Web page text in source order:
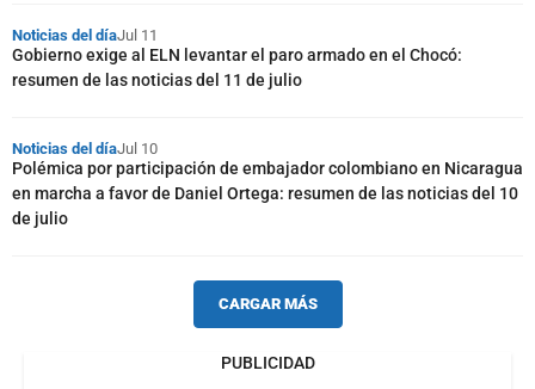
Noticias del díaJul 11
Gobierno exige al ELN levantar el paro armado en el Chocó:
resumen de las noticias del 11 de julio
Noticias del díaJul 10
Polémica por participación de embajador colombiano en Nicaragua
en marcha a favor de Daniel Ortega: resumen de las noticias del 10
de julio
CARGAR MÁS
PUBLICIDAD